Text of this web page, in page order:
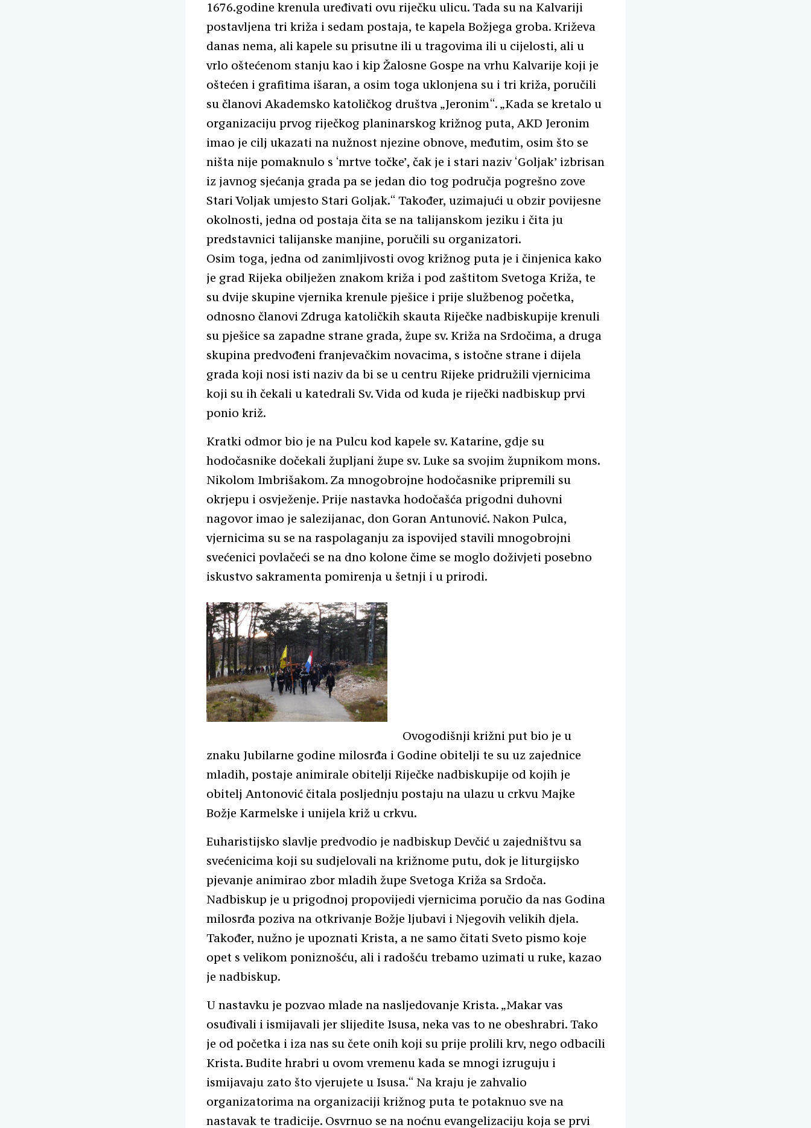
1676.godine krenula uređivati ovu riječku ulicu. Tada su na Kalvariji
postavljena tri križa i sedam postaja, te kapela Božjega groba. Križeva
danas nema, ali kapele su prisutne ili u tragovima ili u cijelosti, ali u
vrlo oštećenom stanju kao i kip Žalosne Gospe na vrhu Kalvarije koji je
oštećen i grafitima išaran, a osim toga uklonjena su i tri križa, poručili
su članovi Akademsko katoličkog društva „Jeronim“. „Kada se kretalo u
organizaciju prvog riječkog planinarskog križnog puta, AKD Jeronim
imao je cilj ukazati na nužnost njezine obnove, međutim, osim što se
ništa nije pomaknulo s ‘mrtve točke’, čak je i stari naziv ‘Goljak’ izbrisan
iz javnog sjećanja grada pa se jedan dio tog područja pogrešno zove
Stari Voljak umjesto Stari Goljak.“ Također, uzimajući u obzir povijesne
okolnosti, jedna od postaja čita se na talijanskom jeziku i čita ju
predstavnici talijanske manjine, poručili su organizatori.
Osim toga, jedna od zanimljivosti ovog križnog puta je i činjenica kako
je grad Rijeka obilježen znakom križa i pod zaštitom Svetoga Križa, te
su dvije skupine vjernika krenule pješice i prije službenog početka,
odnosno članovi Zdruga katoličkih skauta Riječke nadbiskupije krenuli
su pješice sa zapadne strane grada, župe sv. Križa na Srdočima, a druga
skupina predvođeni franjevačkim novacima, s istočne strane i dijela
grada koji nosi isti naziv da bi se u centru Rijeke pridružili vjernicima
koji su ih čekali u katedrali Sv. Vida od kuda je riječki nadbiskup prvi
ponio križ.
Kratki odmor bio je na Pulcu kod kapele sv. Katarine, gdje su
hodočasnike dočekali župljani župe sv. Luke sa svojim župnikom mons.
Nikolom Imbrišakom. Za mnogobrojne hodočasnike pripremili su
okrjepu i osvježenje. Prije nastavka hodočašća prigodni duhovni
nagovor imao je salezijanac, don Goran Antunović. Nakon Pulca,
vjernicima su se na raspolaganju za ispovijed stavili mnogobrojni
svećenici povlačeći se na dno kolone čime se moglo doživjeti posebno
iskustvo sakramenta pomirenja u šetnji i u prirodi.
Ovogodišnji križni put bio je u
znaku Jubilarne godine milosrđa i Godine obitelji te su uz zajednice
mladih, postaje animirale obitelji Riječke nadbiskupije od kojih je
obitelj Antonović čitala posljednju postaju na ulazu u crkvu Majke
Božje Karmelske i unijela križ u crkvu.
Euharistijsko slavlje predvodio je nadbiskup Devčić u zajedništvu sa
svećenicima koji su sudjelovali na križnome putu, dok je liturgijsko
pjevanje animirao zbor mladih župe Svetoga Križa sa Srdoča.
Nadbiskup je u prigodnoj propovijedi vjernicima poručio da nas Godina
milosrđa poziva na otkrivanje Božje ljubavi i Njegovih velikih djela.
Također, nužno je upoznati Krista, a ne samo čitati Sveto pismo koje
opet s velikom poniznošću, ali i radošću trebamo uzimati u ruke, kazao
je nadbiskup.
U nastavku je pozvao mlade na nasljedovanje Krista. „Makar vas
osuđivali i ismijavali jer slijedite Isusa, neka vas to ne obeshrabri. Tako
je od početka i iza nas su čete onih koji su prije prolili krv, nego odbacili
Krista. Budite hrabri u ovom vremenu kada se mnogi izruguju i
ismijavaju zato što vjerujete u Isusa.“ Na kraju je zahvalio
organizatorima na organizaciji križnog puta te potaknuo sve na
nastavak te tradicije. Osvrnuo se na noćnu evangelizaciju koja se prvi